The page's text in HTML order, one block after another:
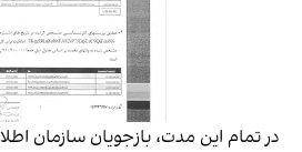
در تمام این مدت، بازجویان سازمان